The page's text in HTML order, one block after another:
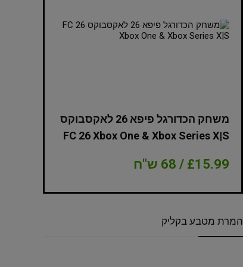
משחק הכדורגל פיפא 26 לאקסבוקס
FC 26 Xbox One & Xbox Series X|S
£15.99 / 68 ש"ח
המרת מטבע בקליק